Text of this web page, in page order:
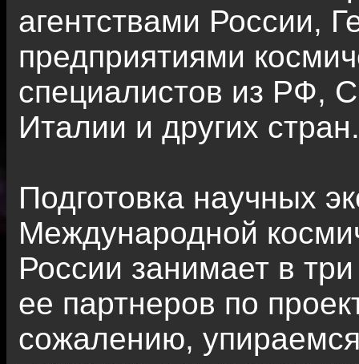
агентствами России,
предприятиями
специалистов из РФ,
Италии и других стран.
Подготовка научных
Международной
России занимает в
ее партнеров по
сожалению,